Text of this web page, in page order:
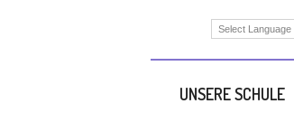
UNSERE SCHULE